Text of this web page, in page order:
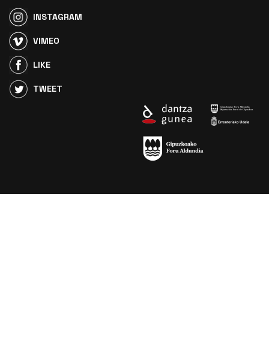
INSTAGRAM
VIMEO
LIKE
TWEET